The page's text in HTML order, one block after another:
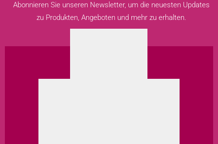
Abonnieren Sie unseren Newsletter, um die neuesten Updates
zu Produkten, Angeboten und mehr zu erhalten.